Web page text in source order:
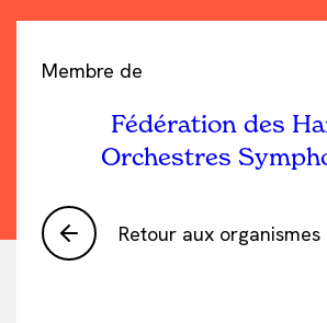
Retour aux
Membre de
Fédération des
Orchestres